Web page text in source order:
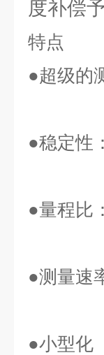
度补偿
特点
●超级的
●稳定性
●量程比
●测量速
●小型化